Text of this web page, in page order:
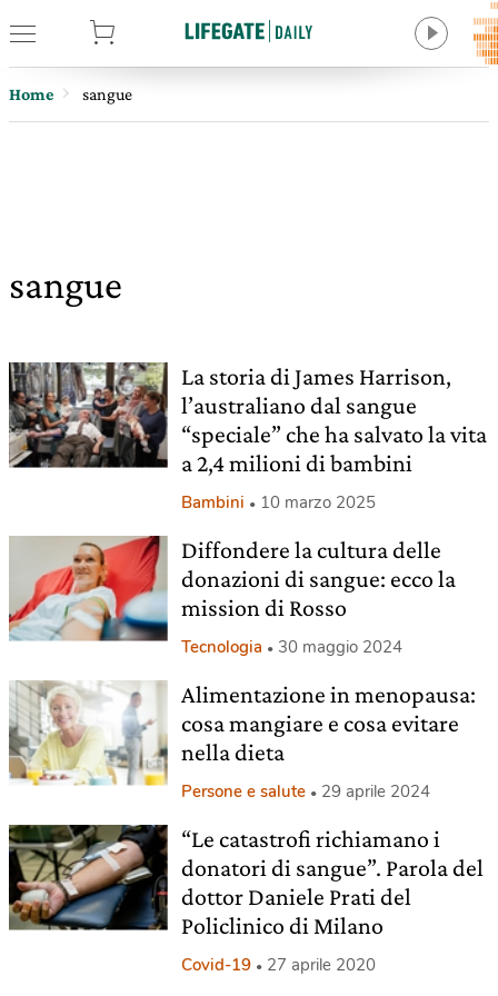
Home sangue
sangue
La storia di James Harrison,
l’australiano dal sangue
“speciale” che ha salvato la vita
a 2,4 milioni di bambini
Bambini 10 marzo 2025
Diffondere la cultura delle
donazioni di sangue: ecco la
mission di Rosso
Tecnologia 30 maggio 2024
Alimentazione in menopausa:
cosa mangiare e cosa evitare
nella dieta
Persone e salute 29 aprile 2024
“Le catastrofi richiamano i
donatori di sangue”. Parola del
dottor Daniele Prati del
Policlinico di Milano
Covid-19 27 aprile 2020